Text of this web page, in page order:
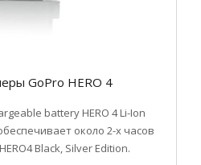
GoPro HERO 4
battery HERO 4 Li-Ion
около 2-х часов
Black, Silver Edition.